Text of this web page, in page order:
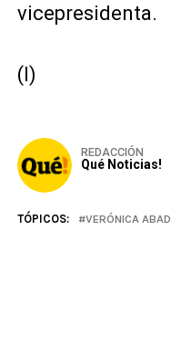
vicepresidenta.
(I)
REDACCIÓN
Qué Noticias!
TÓPICOS: VERÓNICA ABAD